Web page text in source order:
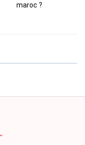
maroc ?